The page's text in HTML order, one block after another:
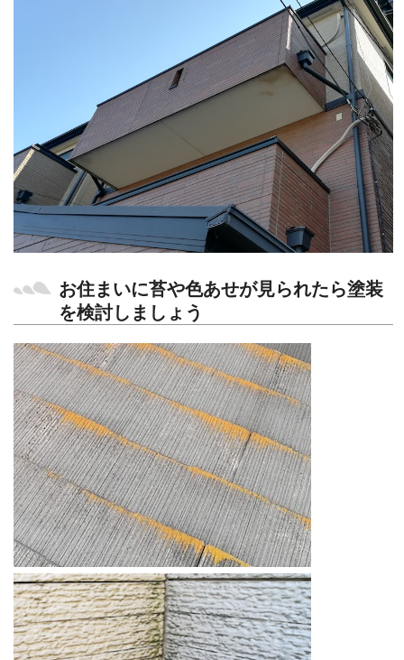
お住まいに苔や色あせが見られたら塗装
を検討しましょう